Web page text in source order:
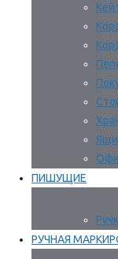
ПИШУЩИЕ
РУЧНАЯ